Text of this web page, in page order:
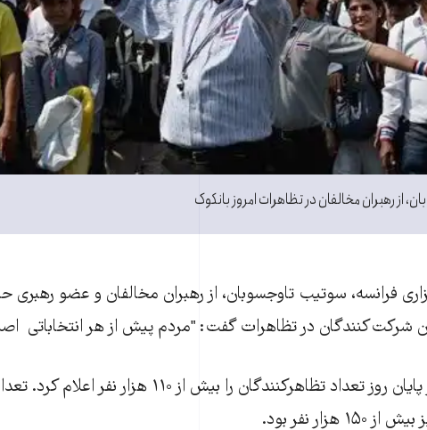
از رهبران مخالفان در تظاهرات امروز بانکوک
فرانسه، سوتيب تاوجسوبان، از رهبران مخالفان و عضو رهبری
شرکت‌کنندگان در تظاهرات گفت: "مردم پيش از هر انتخاباتی
پليس تايلند در پايان روز تعداد تظاهرکنندگان را بيش از
هزار نفر بود.